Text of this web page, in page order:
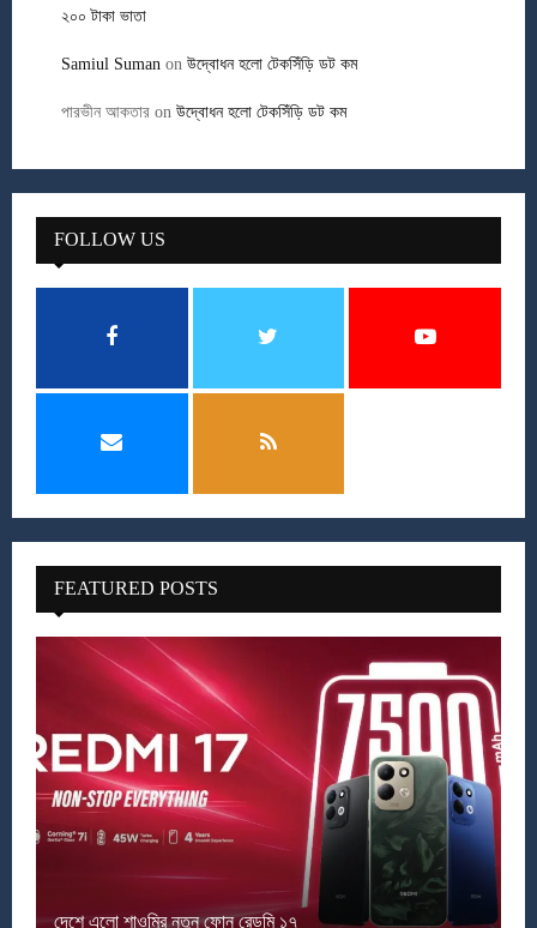
২০০ টাকা ভাতা
Samiul Suman on উদ্বোধন হলো টেকসিঁড়ি ডট কম
পারভীন আকতার on উদ্বোধন হলো টেকসিঁড়ি ডট কম
FOLLOW US
FEATURED POSTS
দেশে এলো শাওমির নতুন ফোন রেডমি ১৭